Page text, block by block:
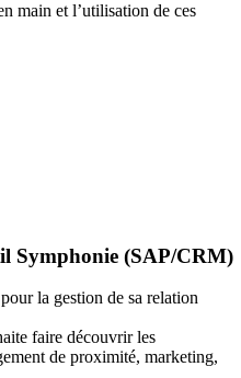
main et l’utilisation de ces
Symphonie (SAP/CRM)
la gestion de sa relation
faire découvrir les
de proximité, marketing,